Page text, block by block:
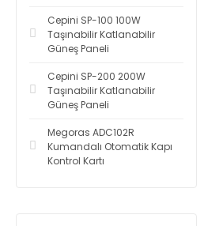
Cepini SP-100 100W
Taşınabilir Katlanabilir
Güneş Paneli
Cepini SP-200 200W
Taşınabilir Katlanabilir
Güneş Paneli
Megoras ADC102R
Kumandalı Otomatik Kapı
Kontrol Kartı